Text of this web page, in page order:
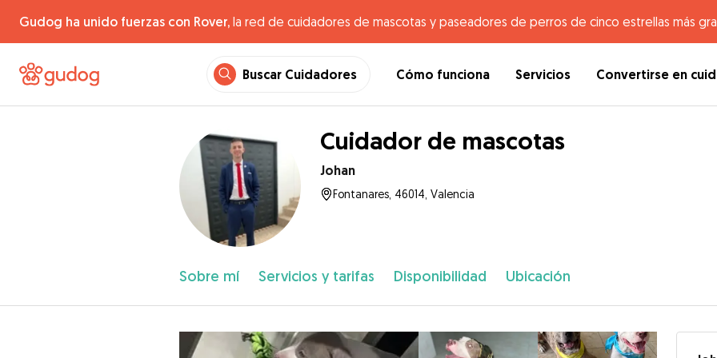
Gudog ha unido fuerzas con Rover, la red de cuidadores de mascotas y paseadores de perros de cinco estrellas más
Buscar Cuidadores Cómo funciona Servicios Convertirse en
Cuidador de mascotas
Johan
Fontanares, 46014, Valencia
Sobre mí Servicios y tarifas Disponibilidad Ubicación